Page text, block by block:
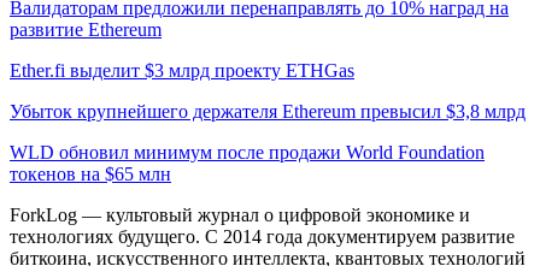
Валидаторам предложили перенаправлять до 10% наград на
развитие Ethereum
Ether.fi выделит $3 млрд проекту ETHGas
Убыток крупнейшего держателя Ethereum превысил $3,8 млрд
WLD обновил минимум после продажи World Foundation
токенов на $65 млн
ForkLog — культовый журнал о цифровой экономике и
технологиях будущего. С 2014 года документируем развитие
биткоина, искусственного интеллекта, квантовых технологий